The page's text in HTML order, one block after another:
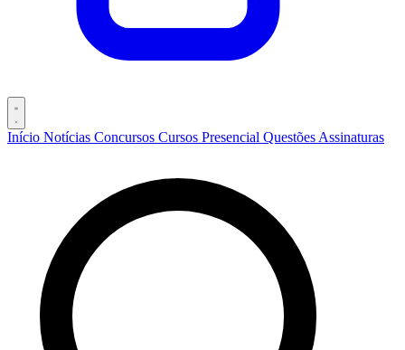
Início Notícias Concursos Cursos Presencial Questões Assinaturas